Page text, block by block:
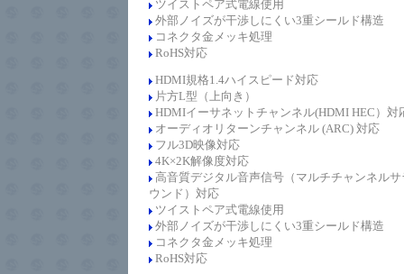
ツイストペア式電線使用
外部ノイズが干渉しにくい3重シールド構造
コネクタ金メッキ処理
RoHS対応
HDMI規格1.4ハイスピード対応
片方L型（上向き）
HDMIイーサネットチャンネル(HDMI HEC）対
オーディオリターンチャンネル (ARC) 対応
フル3D映像対応
4K×2K解像度対応
高音質デジタル音声信号（マルチチャンネルサ
ウンド）対応
ツイストペア式電線使用
外部ノイズが干渉しにくい3重シールド構造
コネクタ金メッキ処理
RoHS対応